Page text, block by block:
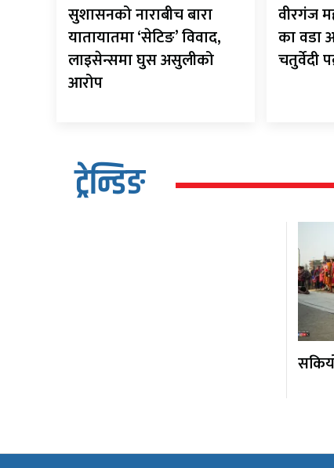
सुशासनको नाराबीच बारा
यातायातमा ‘सेटिङ’ विवाद,
लाइसेन्समा घुस असुलीको
आरोप
वीरगंज
का वडा
चतुर्वेदी
ट्रेन्डिङ